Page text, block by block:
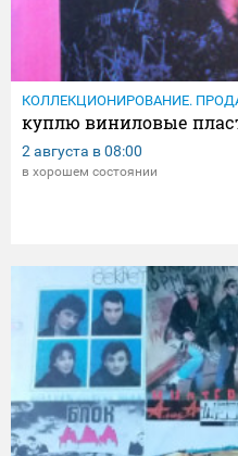
КОЛЛЕКЦИОНИРОВАНИЕ.
куплю виниловые
2 августа в08:00
в хорошем состоянии